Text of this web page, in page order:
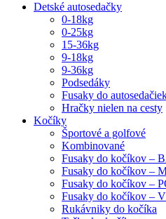
Detské autosedačky
0-18kg
0-25kg
15-36kg
9-18kg
9-36kg
Podsedáky
Fusaky do
Hračky nielen na cesty
Kočíky
Športové a golfové
Kombinované
Fusaky do kočíkov –
Fusaky do kočíkov –
Fusaky do kočíkov –
Fusaky do kočíkov –
Rukávniky do kočíka